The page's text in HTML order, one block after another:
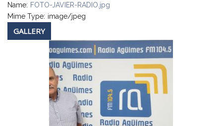
Name: FOTO-JAVIER-RADIO.jpg
Mime Type: image/jpeg
GALLERY